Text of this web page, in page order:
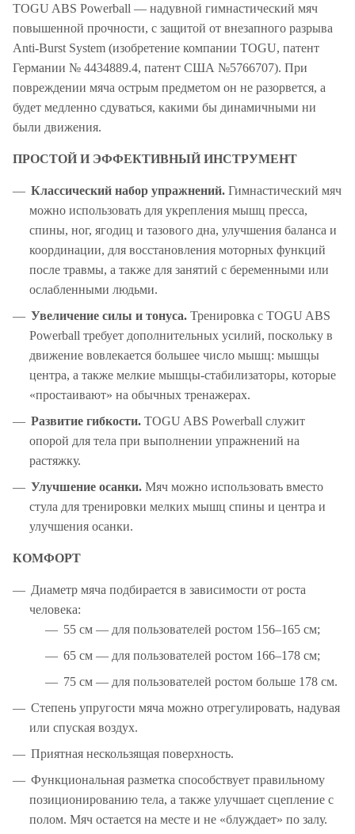
TOGU ABS Powerball — надувной гимнастический мяч
повышенной прочности, с защитой от внезапного разрыва
Anti-Burst System (изобретение компании TOGU, патент
Германии № 4434889.4, патент США №5766707). При
повреждении мяча острым предметом он не разорвется, а
будет медленно сдуваться, какими бы динамичными ни
были движения.
ПРОСТОЙ И ЭФФЕКТИВНЫЙ ИНСТРУМЕНТ
Классический набор упражнений. Гимнастический мяч
можно использовать для укрепления мышц пресса,
спины, ног, ягодиц и тазового дна, улучшения баланса и
координации, для восстановления моторных функций
после травмы, а также для занятий с беременными или
ослабленными людьми.
Увеличение силы и тонуса. Тренировка с TOGU ABS
Powerball требует дополнительных усилий, поскольку в
движение вовлекается большее число мышц: мышцы
центра, а также мелкие мышцы-стабилизаторы, которые
«простаивают» на обычных тренажерах.
Развитие гибкости. TOGU ABS Powerball служит
опорой для тела при выполнении упражнений на
растяжку.
Улучшение осанки. Мяч можно использовать вместо
стула для тренировки мелких мышц спины и центра и
улучшения осанки.
КОМФОРТ
Диаметр мяча подбирается в зависимости от роста
человека:
55 см — для пользователей ростом 156–165 см;
65 см — для пользователей ростом 166–178 см;
75 см — для пользователей ростом больше 178 см.
Степень упругости мяча можно отрегулировать, надувая
или спуская воздух.
Приятная нескользящая поверхность.
Функциональная разметка способствует правильному
позиционированию тела, а также улучшает сцепление с
полом. Мяч остается на месте и не «блуждает» по залу.